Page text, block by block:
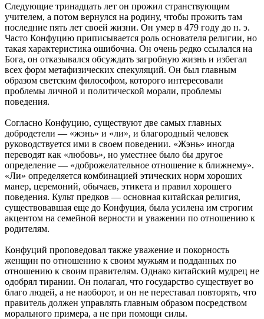
Следующие тринадцать лет он прожил странствующим
учителем, а потом вернулся на родину, чтобы прожить там
последние пять лет своей жизни. Он умер в 479 году до н. э.
Часто Конфуцию приписывается роль основателя религии, но
такая характеристика ошибочна. Он очень редко ссылался на
Бога, он отказывался обсуждать загробную жизнь и избегал
всех форм метафизических спекуляций. Он был главным
образом светским философом, которого интересовали
проблемы личной и политической морали, проблемы
поведения.
Согласно Конфуцию, существуют две самых главных
добродетели — «жэнь» и «ли», и благородный человек
руководствуется ими в своем поведении. «Жэнь» иногда
переводят как «любовь», но уместнее было бы другое
определение — «доброжелательное отношение к ближнему».
«Ли» определяется комбинацией этических норм хороших
манер, церемоний, обычаев, этикета и правил хорошего
поведения. Культ предков — основная китайская религия,
существовавшая еще до Конфуция, была усилена им строгим
акцентом на семейной верности и уважении по отношению к
родителям.
Конфуций проповедовал также уважение и покорность
женщин по отношению к своим мужьям и подданных по
отношению к своим правителям. Однако китайский мудрец не
одобрял тирании. Он полагал, что государство существует во
благо людей, а не наоборот, и он не переставал повторять, что
правитель должен управлять главным образом посредством
морального примера, а не при помощи силы.